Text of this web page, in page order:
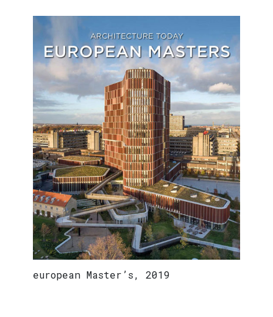
european Master’s, 2019